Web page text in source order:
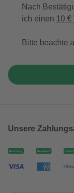
Nach
ich einen 10 €
Bitte beachte
Unsere